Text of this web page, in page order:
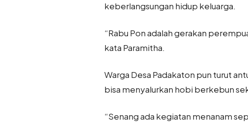
keberlangsungan hidup keluarga.
“Rabu Pon adalah gerakan
kata Paramitha.
Warga Desa Padakaton pun turut
bisa menyalurkan hobi berkebun
“Senang ada kegiatan menanam